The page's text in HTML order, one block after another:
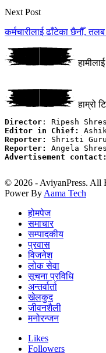
Next Post
कर्मचारीलाई ढाँटेका छैनौँ,
हाम्रो
Director
Editor in Chief:
Reporter:
Reporter:
Advertisement contact:
© 2026 - AviyanPress. All
Power By Aama Tech
होमपेज
समाचार
सम्पादकीय
प्रवास
विजनेश
लोक सेवा
सूचना प्रविधि
अन्तर्वार्ता
खेलकुद
जीवनशैली
मनोरन्जन
Likes
Followers